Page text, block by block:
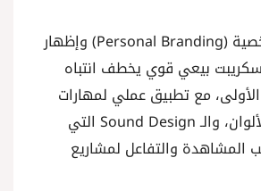
تقديم الهوية الشخصية (Personal Branding) وإظهار
بيعي قوي يخطف انتباه
مع تطبيق عملي لمهارات
المونتاج، وتعديل الألوان، والـ Sound Design التي
المشاهدة والتفاعل لمشاريع